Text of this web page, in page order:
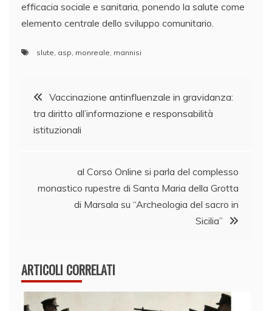
efficacia sociale e sanitaria, ponendo la salute come
elemento centrale dello sviluppo comunitario.
slute, asp, monreale, mannisi
Navigazione
articoli
Vaccinazione antinfluenzale in gravidanza:
tra diritto all’informazione e responsabilità
istituzionali
al Corso Online si parla del complesso
monastico rupestre di Santa Maria della Grotta
di Marsala su “Archeologia del sacro in
Sicilia”
ARTICOLI CORRELATI